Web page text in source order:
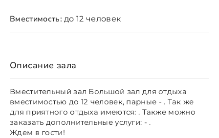
Вместимость: до 12 человек
Описание зала
Вместительный зал Большой зал для отдыха
вместимостью до 12 человек, парные - . Так же
для приятного отдыха имеются: . Также можно
заказать дополнительные услуги: - .
Ждем в гости!